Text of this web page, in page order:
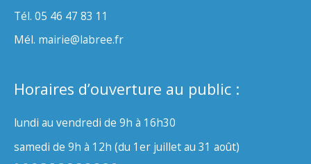
Tél. 05 46 47 83 11
Mél. mairie@labree.fr
Horaires d’ouverture au public :
lundi au vendredi de 9h à 16h30
samedi de 9h à 12h (du 1er juillet au 31 août)